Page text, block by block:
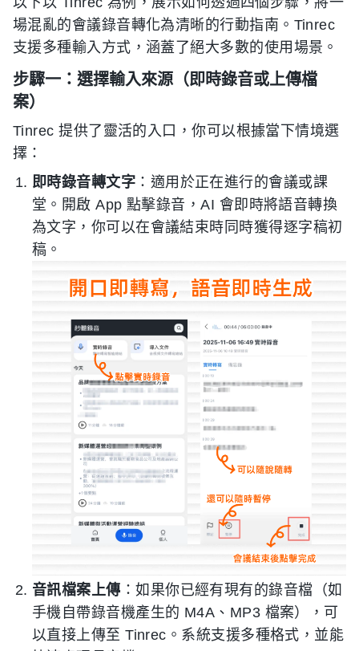
場混亂的會議錄音轉化為清晰的行動指南。Tinrec
支援多種輸入方式，涵蓋了絕大多數的使用場景。
步驟一：選擇輸入來源（即時錄音或上傳檔
案）
Tinrec 提供了靈活的入口，你可以根據當下情境選
擇：
即時錄音轉文字 ：適用於正在進行的會議或課
堂。開啟 App 點擊錄音，AI 會即時將語音轉換
為文字，你可以在會議結束時同時獲得逐字稿初
稿。
音訊檔案上傳 ：如果你已經有現有的錄音檔（如
手機自帶錄音機產生的 M4A、MP3 檔案），可
以直接上傳至 Tinrec。系統支援多種格式，並能